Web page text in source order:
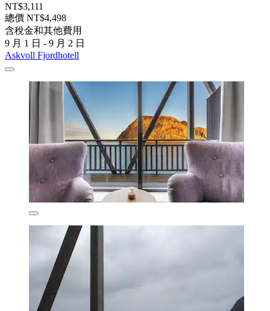
NT$3,111
總價 NT$4,498
含稅金和其他費用
9 月 1 日 - 9 月 2 日
Askvoll Fjordhotell